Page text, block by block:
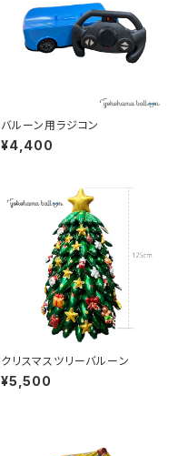
バルーン用ラジコン
¥4,400
クリスマスツリーバルーン
¥5,500